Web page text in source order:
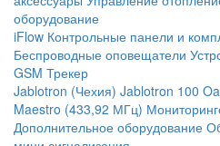
оборудование
iFlow Контрольные панели и
Беспроводные оповещатели
GSM Трекер
Jablotron (Чехия) Jablotron 100
Maestro (433,92 МГц)
Дополнительное оборудование